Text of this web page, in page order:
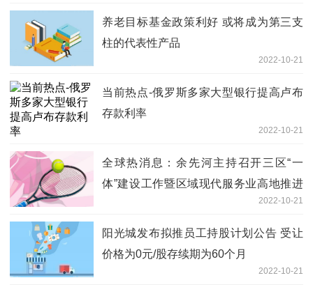
养老目标基金政策利好 或将成为第三支
柱的代表性产品
2022-10-21
当前热点-俄罗斯多家大型银行提高卢布
存款利率
2022-10-21
全球热消息：余先河主持召开三区“一
体”建设工作暨区域现代服务业高地推进
2022-10-21
阳光城发布拟推员工持股计划公告 受让
价格为0元/股存续期为60个月
2022-10-21